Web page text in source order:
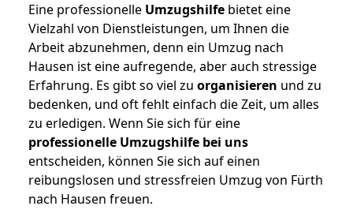
Eine professionelle Umzugshilfe bietet eine
Vielzahl von Dienstleistungen, um Ihnen die
Arbeit abzunehmen, denn ein Umzug nach
Hausen ist eine aufregende, aber auch stressige
Erfahrung. Es gibt so viel zu organisieren und zu
bedenken, und oft fehlt einfach die Zeit, um alles
zu erledigen. Wenn Sie sich für eine
professionelle Umzugshilfe bei uns
entscheiden, können Sie sich auf einen
reibungslosen und stressfreien Umzug von Fürth
nach Hausen freuen.